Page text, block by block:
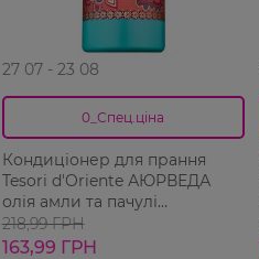
27 07 - 23 08
0_Спец.ціна
Кондиціонер для прання
Tesori d'Oriente АЮРВЕДА
олія амли та пачулі
парфумований 760 мл
218,99 ГРН
163,99 ГРН